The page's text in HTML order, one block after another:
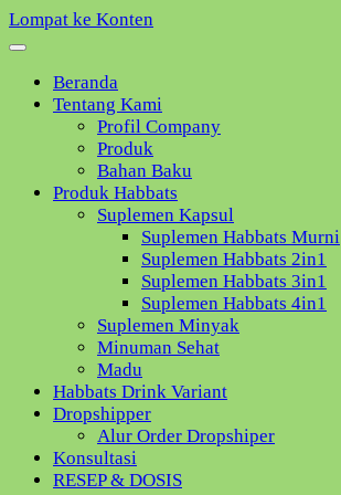
Lompat ke Konten
Beranda
Tentang Kami
Profil Company
Produk
Bahan Baku
Produk Habbats
Suplemen Kapsul
Suplemen Habbats Murni
Suplemen Habbats 2in1
Suplemen Habbats 3in1
Suplemen Habbats 4in1
Suplemen Minyak
Minuman Sehat
Madu
Habbats Drink Variant
Dropshipper
Alur Order Dropshiper
Konsultasi
RESEP & DOSIS